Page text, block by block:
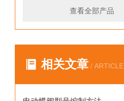
查看全部产品
相关文章 / ARTICLE